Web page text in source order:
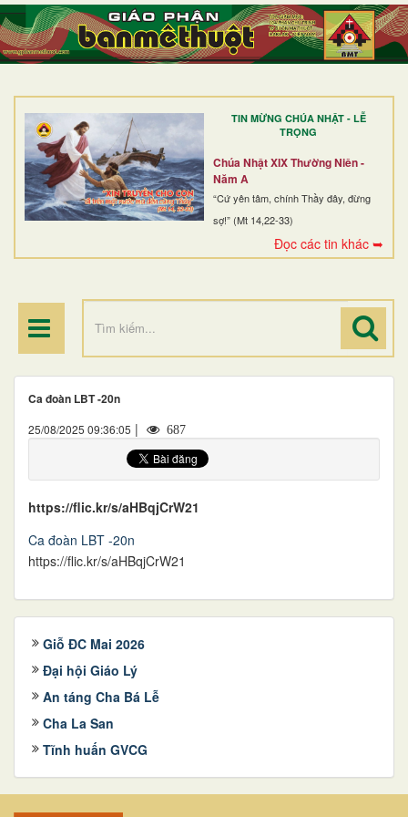
TIN MỪNG CHÚA NHẬT - LỄ
TRỌNG
Chúa Nhật XIX Thường Niên -
Năm A
“Cứ yên tâm, chính Thầy đây, đừng
sợ!” (Mt 14,22-33)
Đọc các tin khác ➥
TRANG NHẤT
GIỚI THIỆU
DÒNG TU
BAN MỤC VỤ
ĐOÀN THỂ CG
Ca đoàn LBT -20n
25/08/2025 09:36:05 | 687
https://flic.kr/s/aHBqjCrW21
Ca đoàn LBT -20n
https://flic.kr/s/aHBqjCrW21
Giỗ ĐC Mai 2026
Đại hội Giáo Lý
An táng Cha Bá Lễ
Cha La San
Tĩnh huấn GVCG